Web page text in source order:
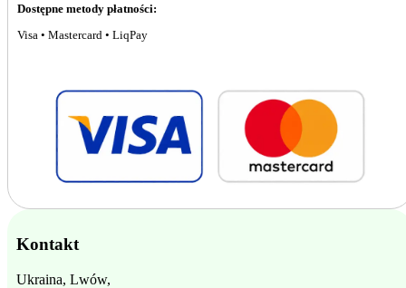
Dostępne metody płatności:
Visa • Mastercard • LiqPay
Kontakt
Ukraina, Lwów,